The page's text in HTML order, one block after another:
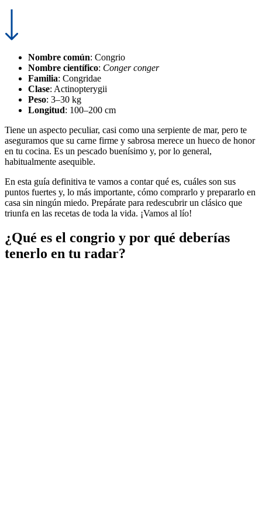
Nombre común: Congrio
Nombre científico: Conger conger
Familia: Congridae
Clase: Actinopterygii
Peso: 3–30 kg
Longitud: 100–200 cm
Tiene un aspecto peculiar, casi como una serpiente de mar, pero te
aseguramos que su carne firme y sabrosa merece un hueco de honor
en tu cocina. Es un pescado buenísimo y, por lo general,
habitualmente asequible.
En esta guía definitiva te vamos a contar qué es, cuáles son sus
puntos fuertes y, lo más importante, cómo comprarlo y prepararlo en
casa sin ningún miedo. Prepárate para redescubrir un clásico que
triunfa en las recetas de toda la vida. ¡Vamos al lío!
¿Qué es el congrio y por qué deberías
tenerlo en tu radar?